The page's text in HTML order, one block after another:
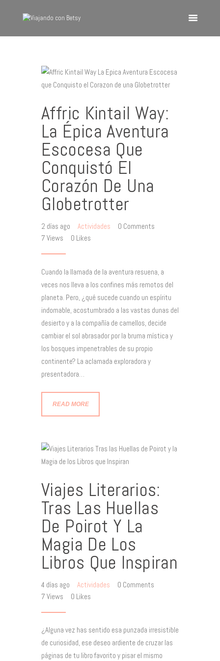
VIAJANDO CON BETSY
Inicio
Europa
América
Asia
Quienes Somos
Contacto
Affric Kintail Way:
La Épica Aventura
Escocesa Que
Conquistó El
Corazón De Una
Globetrotter
2 días ago Actividades 0 Comments
7 Views 0 Likes
Cuando la llamada de la aventura resuena, a
veces nos lleva a los confines más remotos del
planeta. Pero, ¿qué sucede cuando un espíritu
indomable, acostumbrado a las vastas dunas del
desierto y a la compañía de camellos, decide
cambiar el sol abrasador por la bruma mística y
los bosques impenetrables de su propio
continente? La aclamada exploradora y
presentadora…
READ MORE
Viajes Literarios:
Tras Las Huellas
De Poirot Y La
Magia De Los
Libros Que Inspiran
4 días ago Actividades 0 Comments
7 Views 0 Likes
¿Alguna vez has sentido esa punzada irresistible
de curiosidad, ese deseo ardiente de cruzar las
páginas de tu libro favorito y pisar el mismo